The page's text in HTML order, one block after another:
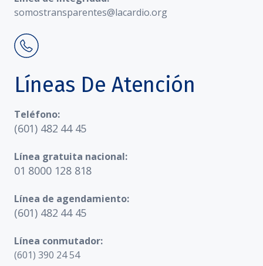
somostransparentes@lacardio.org
Líneas De Atención
Teléfono:
(601) 482 44 45
Línea gratuita nacional:
01 8000 128 818
Línea de agendamiento:
(601) 482 44 45
Línea conmutador:
(601) 390 24 54